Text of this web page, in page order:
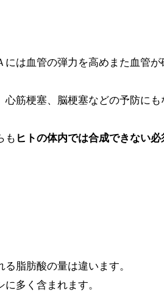
には血管の弾力を高めまた血管が
筋梗塞、脳梗塞などの予防にも
も ヒトの体内では合成できない必
脂肪酸の量は違います。
多く含まれます。